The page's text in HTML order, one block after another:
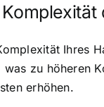
Ihres
was zu höheren
erhöhen.